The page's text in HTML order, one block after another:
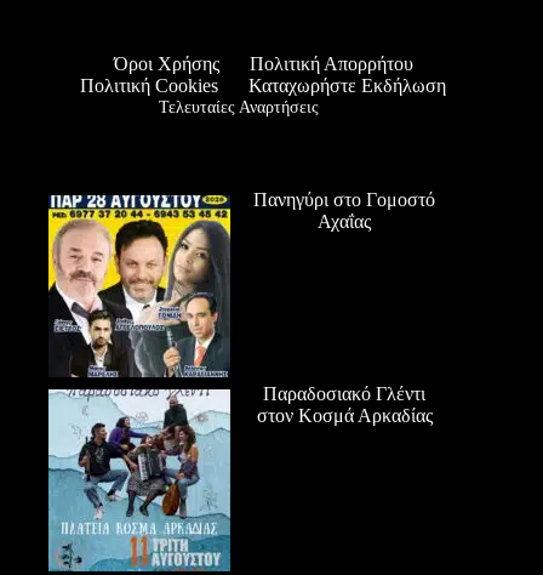
Όροι Χρήσης
Πολιτική Απορρήτου
Πολιτική Cookies
Καταχωρήστε Εκδήλωση
Τελευταίες Αναρτήσεις
Πανηγύρι στο Γομοστό
Αχαΐας
Παραδοσιακό Γλέντι
στον Κοσμά Αρκαδίας